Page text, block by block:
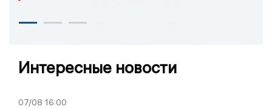
Интересные новости
07/08 16:00